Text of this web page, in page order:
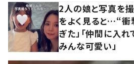
2人の娘と写真を撮
をよく見ると…“衝
ぎた」「仲間に入れ
みんな可愛い」